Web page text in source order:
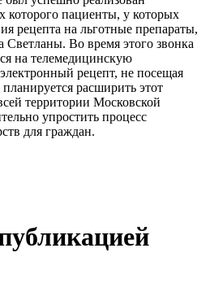
которого пациенты, у которых
рецепта на льготные препараты,
Светланы. Во время этого звонка
на телемедицинскую
рецепт, не посещая
расширить этот
территории Московской
упростить процесс
для граждан.